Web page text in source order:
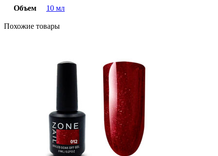
Объем 10 мл
Похожие товары